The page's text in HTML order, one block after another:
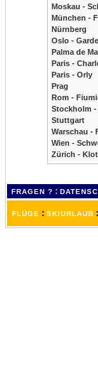
Moskau -
München -
Nürnberg
Oslo -
Palma de
Paris -
Paris - Orly
Prag
Rom -
Stockholm -
Stuttgart
Warschau -
Wien -
Zürich -
FRAGEN ? :
FLÜGE : SKIURLAUB :